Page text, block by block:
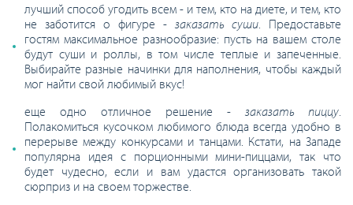
лучший способ угодить всем - и тем, кто на диете, и тем, кто
не заботится о фигуре - заказать суши. Предоставьте
гостям максимальное разнообразие: пусть на вашем столе
будут суши и роллы, в том числе теплые и запеченные.
Выбирайте разные начинки для наполнения, чтобы каждый
мог найти свой любимый вкус!
еще одно отличное решение - заказать пиццу.
Полакомиться кусочком любимого блюда всегда удобно в
перерыве между конкурсами и танцами. Кстати, на Западе
популярна идея с порционными мини-пиццами, так что
будет чудесно, если и вам удастся организовать такой
сюрприз и на своем торжестве.